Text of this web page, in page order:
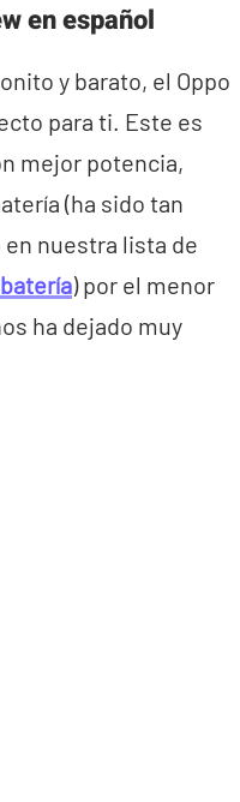
en español
y barato, el Oppo
para ti. Este es
mejor potencia,
(ha sido tan
nuestra lista de
) por el menor
ha dejado muy